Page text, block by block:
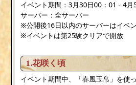
イベント期間：3月30日00：01 - 4
サーバー：全サーバー
※公開後16日以内のサーバーはイベ
※イベントは第25験クリアで開放
1.花咲く頃
イベント期間中、「春風玉帛」を使